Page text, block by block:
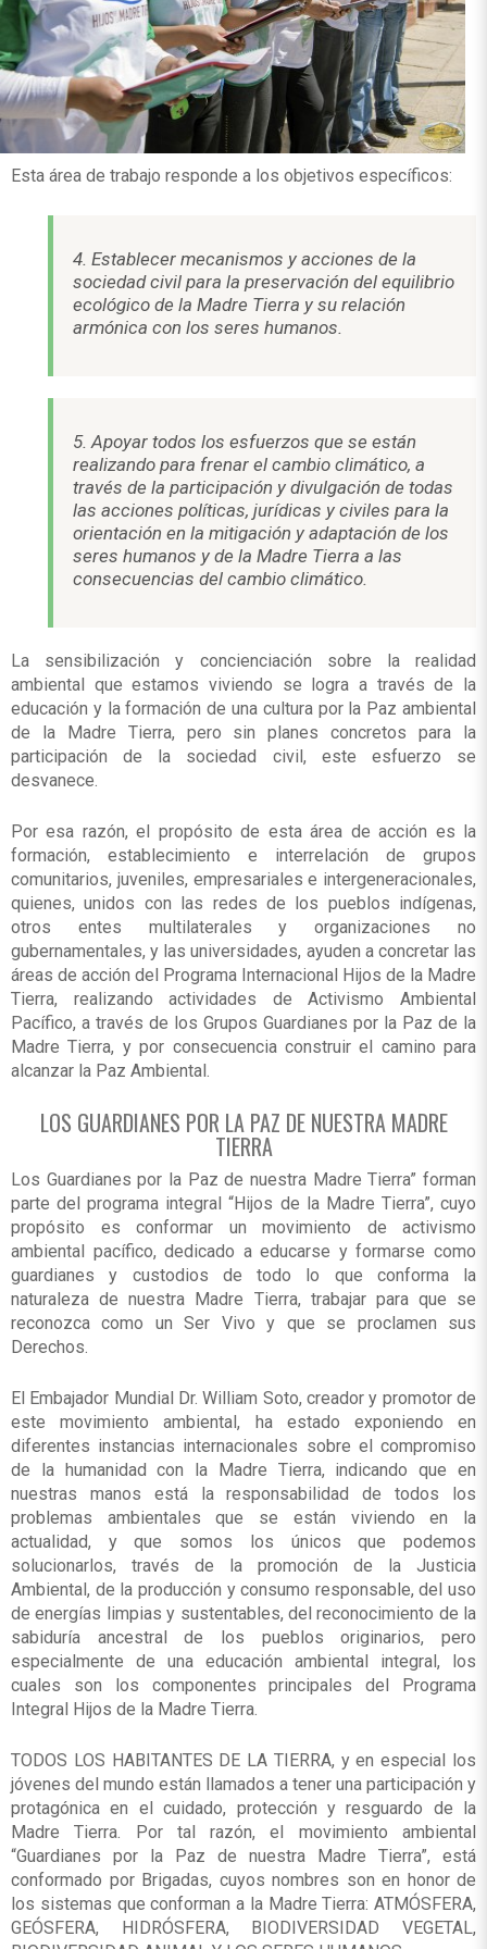
Esta área de trabajo responde a los objetivos específicos:
4. Establecer mecanismos y acciones de la
sociedad civil para la preservación del equilibrio
ecológico de la Madre Tierra y su relación
armónica con los seres humanos.
5. Apoyar todos los esfuerzos que se están
realizando para frenar el cambio climático, a
través de la participación y divulgación de todas
las acciones políticas, jurídicas y civiles para la
orientación en la mitigación y adaptación de los
seres humanos y de la Madre Tierra a las
consecuencias del cambio climático.
La sensibilización y concienciación sobre la realidad
ambiental que estamos viviendo se logra a través de la
educación y la formación de una cultura por la Paz ambiental
de la Madre Tierra, pero sin planes concretos para la
participación de la sociedad civil, este esfuerzo se
desvanece.
Por esa razón, el propósito de esta área de acción es la
formación, establecimiento e interrelación de grupos
comunitarios, juveniles, empresariales e intergeneracionales,
quienes, unidos con las redes de los pueblos indígenas,
otros entes multilaterales y organizaciones no
gubernamentales, y las universidades, ayuden a concretar las
áreas de acción del Programa Internacional Hijos de la Madre
Tierra, realizando actividades de Activismo Ambiental
Pacífico, a través de los Grupos Guardianes por la Paz de la
Madre Tierra, y por consecuencia construir el camino para
alcanzar la Paz Ambiental.
LOS GUARDIANES POR LA PAZ DE NUESTRA MADRE
TIERRA
Los Guardianes por la Paz de nuestra Madre Tierra” forman
parte del programa integral “Hijos de la Madre Tierra”, cuyo
propósito es conformar un movimiento de activismo
ambiental pacífico, dedicado a educarse y formarse como
guardianes y custodios de todo lo que conforma la
naturaleza de nuestra Madre Tierra, trabajar para que se
reconozca como un Ser Vivo y que se proclamen sus
Derechos.
El Embajador Mundial Dr. William Soto, creador y promotor de
este movimiento ambiental, ha estado exponiendo en
diferentes instancias internacionales sobre el compromiso
de la humanidad con la Madre Tierra, indicando que en
nuestras manos está la responsabilidad de todos los
problemas ambientales que se están viviendo en la
actualidad, y que somos los únicos que podemos
solucionarlos, través de la promoción de la Justicia
Ambiental, de la producción y consumo responsable, del uso
de energías limpias y sustentables, del reconocimiento de la
sabiduría ancestral de los pueblos originarios, pero
especialmente de una educación ambiental integral, los
cuales son los componentes principales del Programa
Integral Hijos de la Madre Tierra.
TODOS LOS HABITANTES DE LA TIERRA, y en especial los
jóvenes del mundo están llamados a tener una participación y
protagónica en el cuidado, protección y resguardo de la
Madre Tierra. Por tal razón, el movimiento ambiental
“Guardianes por la Paz de nuestra Madre Tierra”, está
conformado por Brigadas, cuyos nombres son en honor de
los sistemas que conforman a la Madre Tierra: ATMÓSFERA,
GEÓSFERA, HIDRÓSFERA, BIODIVERSIDAD VEGETAL,